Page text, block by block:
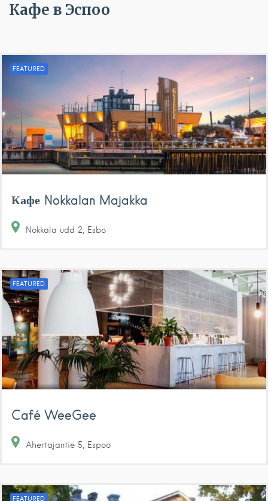
Кафе в Эспоо
FEATURED
Кафе Nokkalan Majakka
Nokkala udd 2 Esbo
FEATURED
Café WeeGee
Ahertajantie 5 Espoo
FEATURED